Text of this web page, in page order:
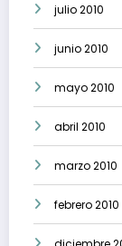
julio 2010
junio 2010
mayo 2010
abril 2010
marzo 2010
febrero 2010